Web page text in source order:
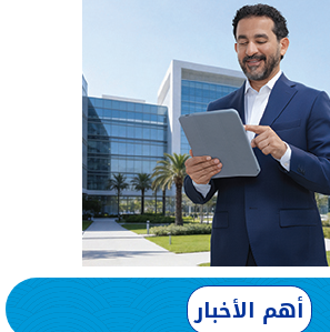
أهم الأخبار